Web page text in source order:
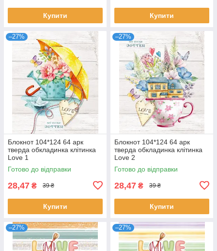
Купити Купити
–27%
Блокнот 104*124 64 арк
тверда обкладинка клітинка
Love 1
Готово до відправки
28,47 ₴ 39 ₴
Купити
–27%
Блокнот 104*124 64 арк
тверда обкладинка клітинка
Love 2
Готово до відправки
28,47 ₴ 39 ₴
Купити
–27% –27%